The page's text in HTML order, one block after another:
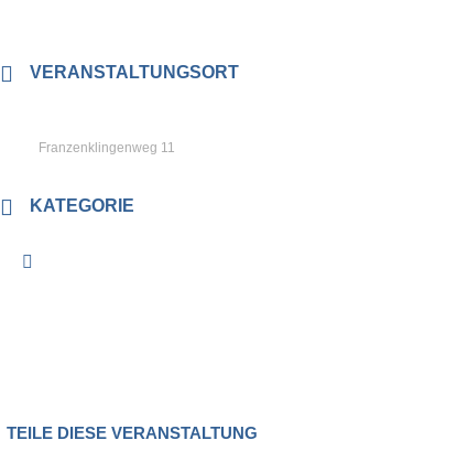
VERANSTALTUNGSORT
Franzenklingenweg 11
KATEGORIE
TEILE DIESE VERANSTALTUNG